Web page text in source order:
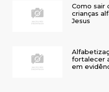
Como sair
crianças
Jesus
fortalecer
em